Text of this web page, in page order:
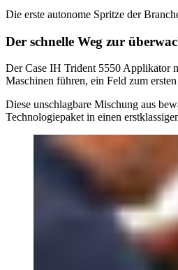
Die erste autonome Spritze der
Der schnelle Weg zur
Der Case IH Trident 5550 Applikator
Maschinen führen, ein Feld zum
Diese unschlagbare Mischung aus
Technologiepaket in einen